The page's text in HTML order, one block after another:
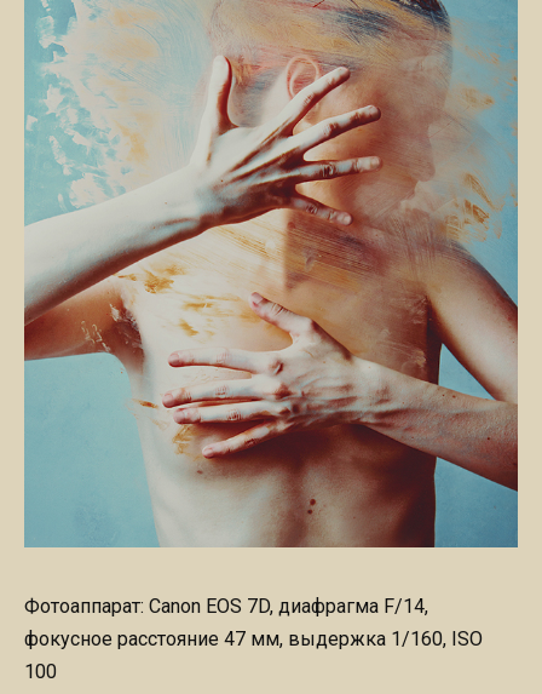
Фотоаппарат: Canon EOS 7D, диафрагма F/14,
фокусное расстояние 47 мм, выдержка 1/160, ISO
100